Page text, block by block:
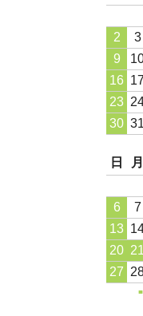
2
3
9
16 17
23
30 31
日
月
6
7
13
20 21
27
■